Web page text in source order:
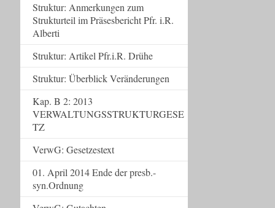
Struktur: Anmerkungen zum
Strukturteil im Präsesbericht Pfr. i.R.
Alberti
Struktur: Artikel Pfr.i.R. Drühe
Struktur: Überblick Veränderungen
Kap. B 2: 2013
VERWALTUNGSSTRUKTURGESE
TZ
VerwG: Gesetzestext
01. April 2014 Ende der presb.-
syn.Ordnung